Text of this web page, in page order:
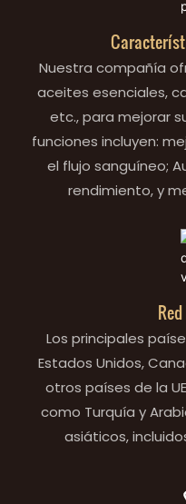
Nuestra compañía
aceites esenciales,
etc., para mejorar
funciones incluyen:
el flujo sanguíneo;
rendimiento, y
Los principales
Estados Unidos,
otros países de la
como Turquía y
asiáticos,